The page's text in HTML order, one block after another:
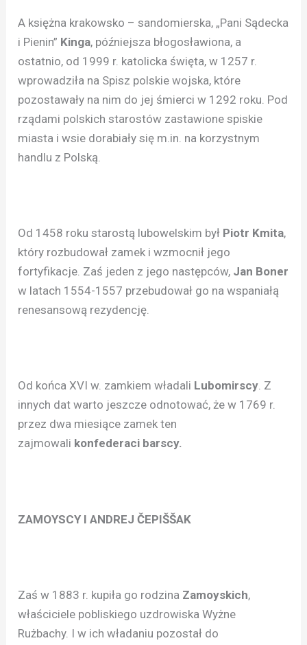
A księżna krakowsko – sandomierska, „Pani Sądecka
i Pienin” Kinga, późniejsza błogosławiona, a
ostatnio, od 1999 r. katolicka święta, w 1257 r.
wprowadziła na Spisz polskie wojska, które
pozostawały na nim do jej śmierci w 1292 roku. Pod
rządami polskich starostów zastawione spiskie
miasta i wsie dorabiały się m.in. na korzystnym
handlu z Polską.
Od 1458 roku starostą lubowelskim był Piotr Kmita,
który rozbudował zamek i wzmocnił jego
fortyfikacje. Zaś jeden z jego następców, Jan Boner
w latach 1554-1557 przebudował go na wspaniałą
renesansową rezydencję.
Od końca XVI w. zamkiem władali Lubomirscy. Z
innych dat warto jeszcze odnotować, że w 1769 r.
przez dwa miesiące zamek ten
zajmowali konfederaci barscy.
ZAMOYSCY I ANDREJ ČEPIŠŠAK
Zaś w 1883 r. kupiła go rodzina Zamoyskich,
właściciele pobliskiego uzdrowiska Wyżne
Rużbachy. I w ich władaniu pozostał do